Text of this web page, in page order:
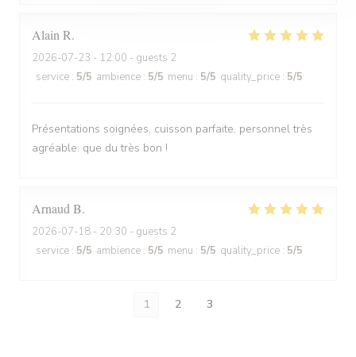
Alain R
2026-07-23 - 12:00 - guests 2
service : 5/5 ambience : 5/5 menu : 5/5 quality_price : 5/5
Présentations soignées, cuisson parfaite, personnel très
agréable: que du très bon !
Arnaud B
2026-07-18 - 20:30 - guests 2
service : 5/5 ambience : 5/5 menu : 5/5 quality_price : 5/5
1 2 3